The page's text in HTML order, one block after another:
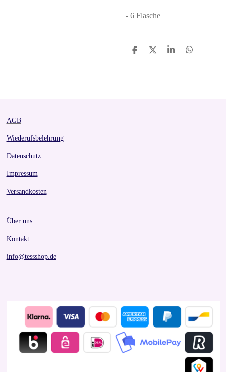
- 6 Flasche
S
S
S
S
AGB
Wiederufsbelehrung
Datenschutz
Impressum
Versandkosten
Über uns
Kontakt
info@tessshop.de